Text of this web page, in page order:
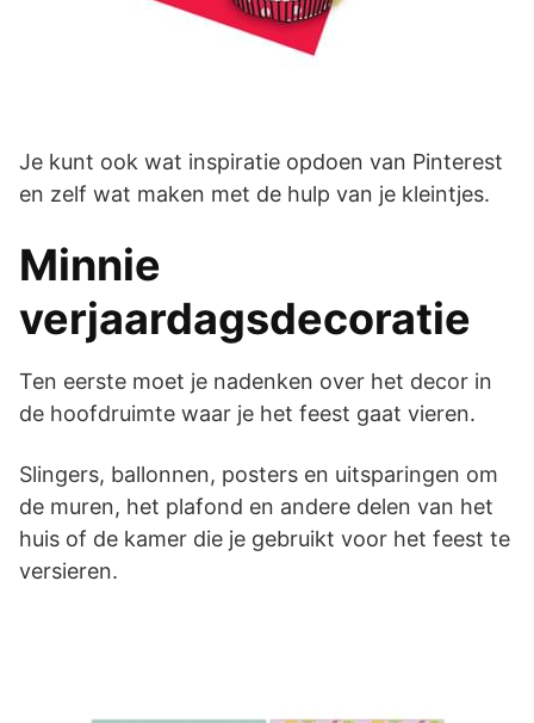
Je kunt ook wat inspiratie opdoen van Pinterest
en zelf wat maken met de hulp van je kleintjes.
Minnie
verjaardagsdecoratie
Ten eerste moet je nadenken over het decor in
de hoofdruimte waar je het feest gaat vieren.
Slingers, ballonnen, posters en uitsparingen om
de muren, het plafond en andere delen van het
huis of de kamer die je gebruikt voor het feest te
versieren.